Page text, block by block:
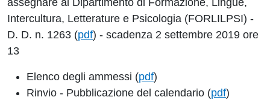
assegnare al Dipartimento di Formazione, Lingue,
Intercultura, Letterature e Psicologia (FORLILPSI) -
D. D. n. 1263 (pdf) - scadenza 2 settembre 2019 ore
13
Elenco degli ammessi (pdf)
Rinvio - Pubblicazione del calendario (pdf)